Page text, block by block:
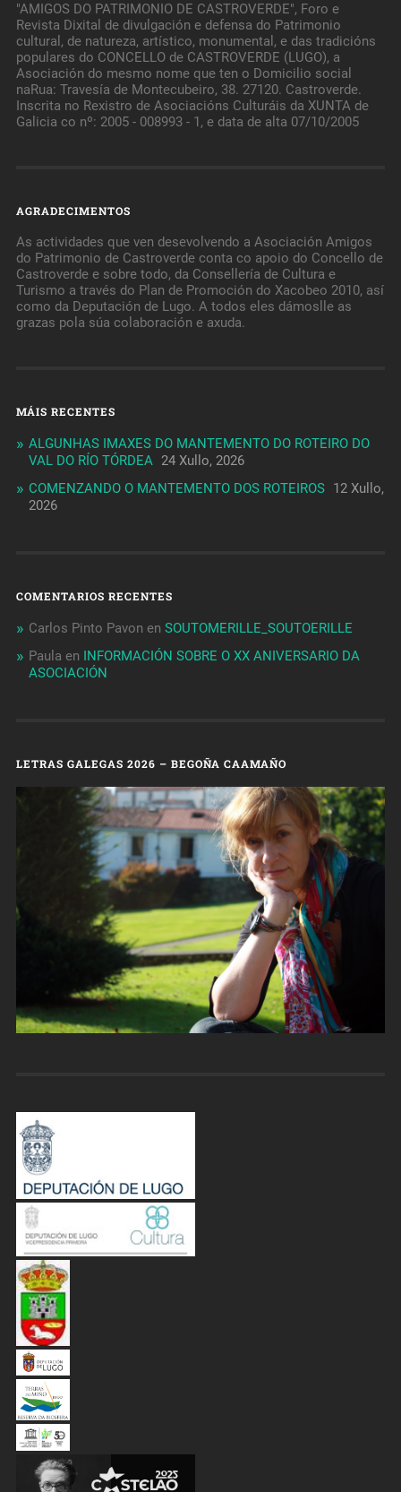
"AMIGOS DO PATRIMONIO DE CASTROVERDE", Foro e
Revista Dixital de divulgación e defensa do Patrimonio
cultural, de natureza, artístico, monumental, e das tradicións
populares do CONCELLO de CASTROVERDE (LUGO), a
Asociación do mesmo nome que ten o Domicilio social
naRua: Travesía de Montecubeiro, 38. 27120. Castroverde.
Inscrita no Rexistro de Asociacións Culturáis da XUNTA de
Galicia co nº: 2005 - 008993 - 1, e data de alta 07/10/2005
AGRADECIMENTOS
As actividades que ven desevolvendo a Asociación Amigos
do Patrimonio de Castroverde conta co apoio do Concello de
Castroverde e sobre todo, da Consellería de Cultura e
Turismo a través do Plan de Promoción do Xacobeo 2010, así
como da Deputación de Lugo. A todos eles dámoslle as
grazas pola súa colaboración e axuda.
MÁIS RECENTES
ALGUNHAS IMAXES DO MANTEMENTO DO ROTEIRO DO
VAL DO RÍO TÓRDEA 24 Xullo, 2026
COMENZANDO O MANTEMENTO DOS ROTEIROS 12 Xullo,
2026
COMENTARIOS RECENTES
Carlos Pinto Pavon en SOUTOMERILLE_SOUTOERILLE
Paula en
INFORMACIÓN SOBRE O XX ANIVERSARIO DA
ASOCIACIÓN
LETRAS GALEGAS 2026 – BEGOÑA CAAMAÑO